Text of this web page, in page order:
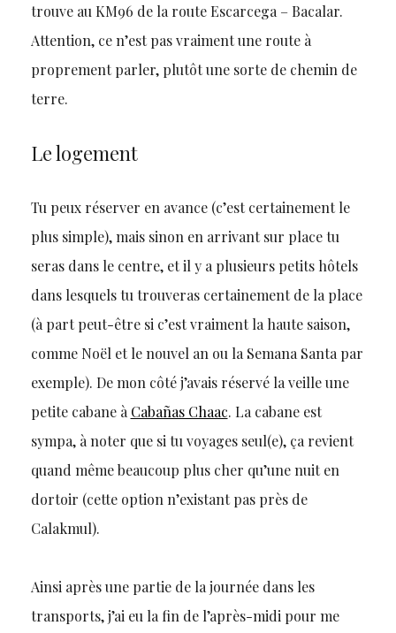
trouve au KM96 de la route Escarcega – Bacalar.
Attention, ce n’est pas vraiment une route à
proprement parler, plutôt une sorte de chemin de
terre.
Le logement
Tu peux réserver en avance (c’est certainement le
plus simple), mais sinon en arrivant sur place tu
seras dans le centre, et il y a plusieurs petits hôtels
dans lesquels tu trouveras certainement de la place
(à part peut-être si c’est vraiment la haute saison,
comme Noël et le nouvel an ou la Semana Santa par
exemple). De mon côté j’avais réservé la veille une
petite cabane à Cabañas Chaac. La cabane est
sympa, à noter que si tu voyages seul(e), ça revient
quand même beaucoup plus cher qu’une nuit en
dortoir (cette option n’existant pas près de
Calakmul).
Ainsi après une partie de la journée dans les
transports, j’ai eu la fin de l’après-midi pour me